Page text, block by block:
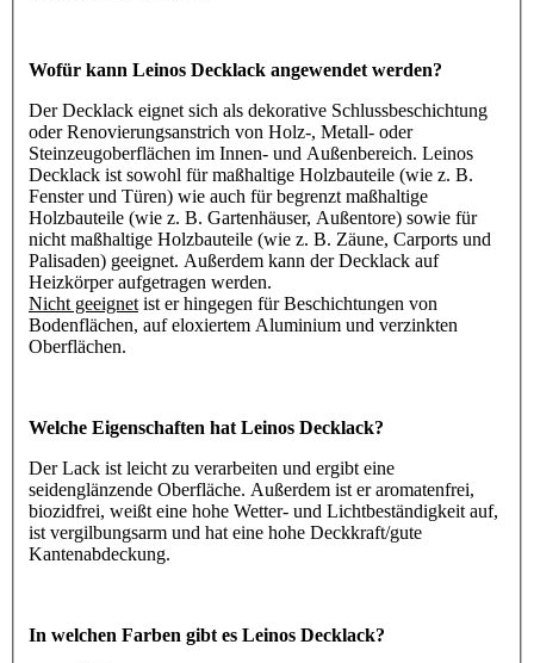
Wofür kann Leinos Decklack angewendet werden?
Der Decklack eignet sich als dekorative Schlussbeschichtung
oder Renovierungsanstrich von Holz-, Metall- oder
Steinzeugoberflächen im Innen- und Außenbereich. Leinos
Decklack ist sowohl für maßhaltige Holzbauteile (wie z. B.
Fenster und Türen) wie auch für begrenzt maßhaltige
Holzbauteile (wie z. B. Gartenhäuser, Außentore) sowie für
nicht maßhaltige Holzbauteile (wie z. B. Zäune, Carports und
Palisaden) geeignet. Außerdem kann der Decklack auf
Heizkörper aufgetragen werden.
Nicht geeignet ist er hingegen für Beschichtungen von
Bodenflächen, auf eloxiertem Aluminium und verzinkten
Oberflächen.
Welche Eigenschaften hat Leinos Decklack?
Der Lack ist leicht zu verarbeiten und ergibt eine
seidenglänzende Oberfläche. Außerdem ist er aromatenfrei,
biozidfrei, weißt eine hohe Wetter- und Lichtbeständigkeit auf,
ist vergilbungsarm und hat eine hohe Deckkraft/gute
Kantenabdeckung.
In welchen Farben gibt es Leinos Decklack?